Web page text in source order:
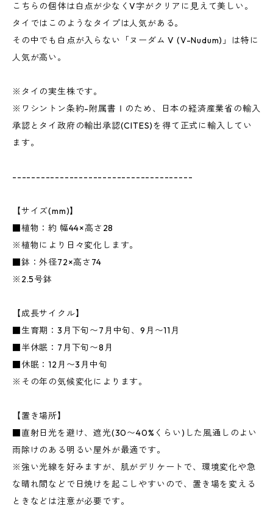
こちらの個体は白点が少なくV字がクリアに見えて美しい。
タイではこのようなタイプは人気がある。
その中でも白点が入らない「ヌーダム V (V-Nudum)」は特に
人気が高い。
※タイの実生株です。
※ワシントン条約-附属書Ⅰのため、日本の経済産業省の輸入
承認とタイ政府の輸出承認(CITES)を得て正式に輸入してい
ます。
--------------------------------------
【サイズ(mm)】
■植物：約 幅44×高さ28
※植物により日々変化します。
■鉢：外径72×高さ74
※2.5号鉢
【成長サイクル】
■生育期：3月下旬〜7月中旬、9月〜11月
■半休眠：7月下旬〜8月
■休眠：12月〜3月中旬
※その年の気候変化によります。
【置き場所】
■直射日光を避け、遮光(30〜40%くらい)した風通しのよい
雨除けのある明るい屋外が最適です。
※強い光線を好みますが、肌がデリケートで、環境変化や急
な晴れ間などで日焼けを起こしやすいので、置き場を変える
ときなどは注意が必要です。